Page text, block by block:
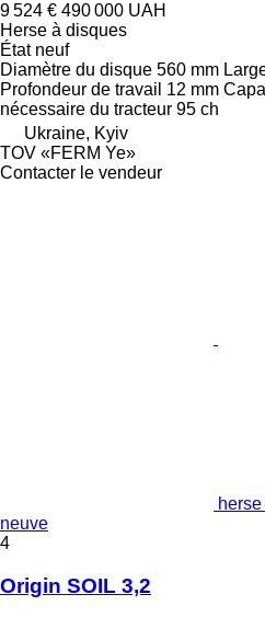
9 524 € 490 000 UAH
Herse à disques
Étatneuf
Diamètre du disque 560 mm
Profondeur de travail 12 mm
nécessaire du tracteur 95 ch
Ukraine, Kyiv
TOV «FERM Ye»
Contacter le vendeur
neuve
4
Origin SOIL 3,2